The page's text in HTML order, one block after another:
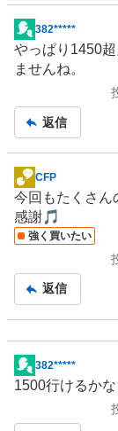
掲
示
板
382*****
やっぱり1450
ませんね。
返信
掲
示
板
記
CFP
今回もたくさ
感謝🎵
強く買いたい
返信
掲
示
382*****
1500行けるかな